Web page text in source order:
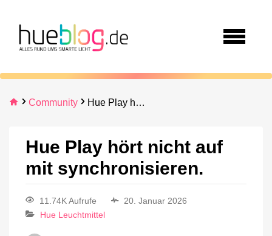
Community Hue Play hört nicht auf mit synchronisieren.
Hue Play hört nicht auf
mit synchronisieren.
11.74K Aufrufe
20. Januar 2026
Hue Leuchtmittel